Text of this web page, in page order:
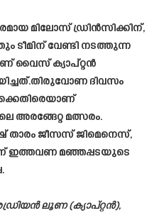
മിലോസ് ഡ്രിൻസിക്കിന്,
ടീമിന് വേണ്ടി നടത്തുന്ന
വൈസ് ക്യാപ്റ്റൻ
ദിവസം
അരങ്ങേറ്റ മത്സരം.
താരം ജീസസ് ജിമെനെസ്,
ഇത്തവണ മഞ്ഞപ്പടയുടെ
ലൂണ (ക്യാപ്റ്റന്‍),